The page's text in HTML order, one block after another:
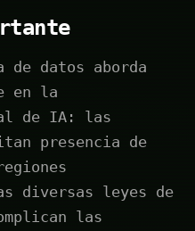
de datos aborda
en la
de IA: las
presencia de
diversas leyes de
las